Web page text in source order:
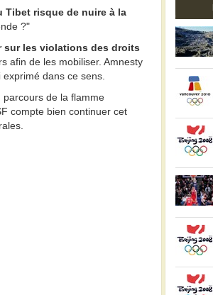
Tibet risque de nuire à la
?"
sur les violations des droits
afin de les mobiliser. Amnesty
dans ce sens.
parcours de la flamme
compte bien continuer cet